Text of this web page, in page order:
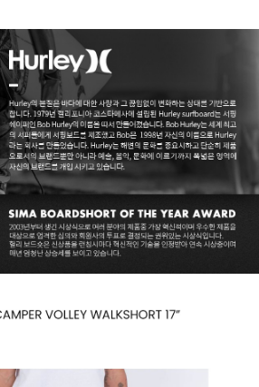
페이코 ID로 페